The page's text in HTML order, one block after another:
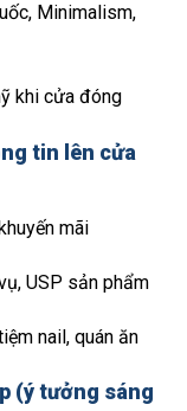
Minimalism,
khi cửa đóng
tin lên cửa
mãi
USP sản phẩm
nail, quán ăn
(ý tưởng sáng